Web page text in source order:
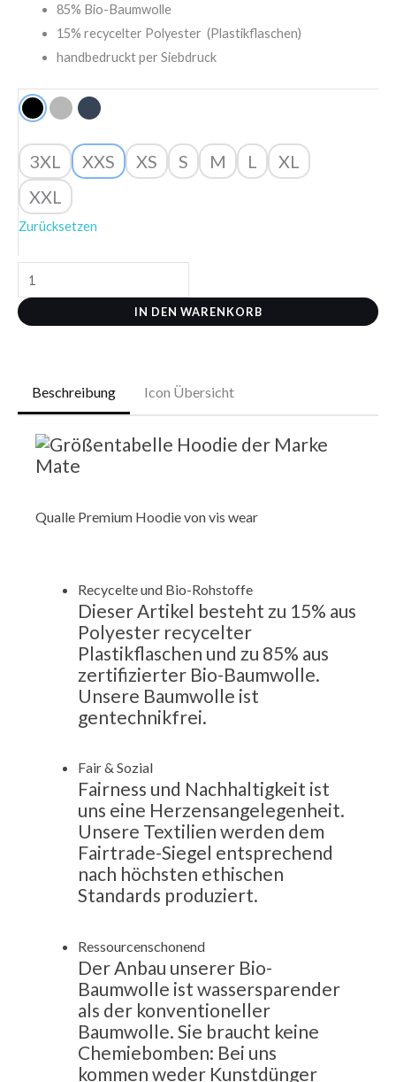
85% Bio-Baumwolle
15% recycelter Polyester (Plastikflaschen)
handbedruckt per Siebdruck
3XL XXS XS S M L
XL
XXL
Zurücksetzen
IN DEN WARENKORB
Beschreibung Icon Übersicht
Qualle Premium Hoodie von vis wear
Recycelte und Bio-Rohstoffe
Dieser Artikel besteht zu 15% aus
Polyester recycelter
Plastikflaschen und zu 85% aus
zertifizierter Bio-Baumwolle.
Unsere Baumwolle ist
gentechnikfrei.
Fair & Sozial
Fairness und Nachhaltigkeit ist
uns eine Herzensangelegenheit.
Unsere Textilien werden dem
Fairtrade-Siegel entsprechend
nach höchsten ethischen
Standards produziert.
Ressourcenschonend
Der Anbau unserer Bio-
Baumwolle ist wassersparender
als der konventioneller
Baumwolle. Sie braucht keine
Chemiebomben: Bei uns
kommen weder Kunstdünger